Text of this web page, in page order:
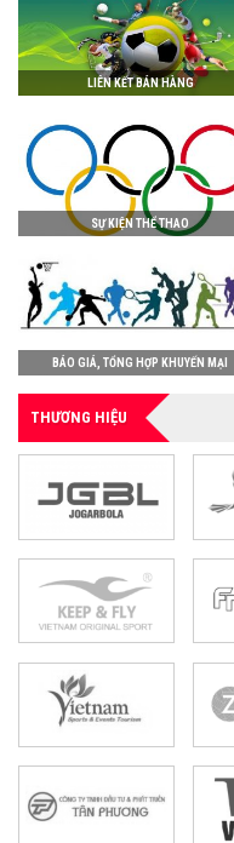
LIÊN KẾT BÁN HÀNG
SỰ KIỆN THỂ THAO
BÁO GIÁ, TỔNG HỢP KHUYẾN MẠI
THƯƠNG HIỆU